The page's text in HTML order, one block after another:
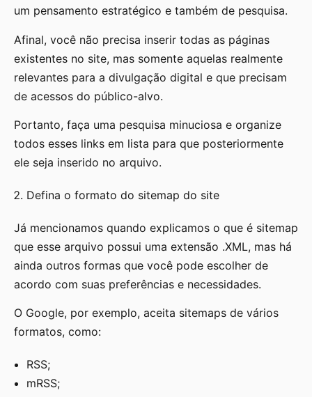
um pensamento estratégico e também de pesquisa.
Afinal, você não precisa inserir todas as páginas
existentes no site, mas somente aquelas realmente
relevantes para a divulgação digital e que precisam
de acessos do público-alvo.
Portanto, faça uma pesquisa minuciosa e organize
todos esses links em lista para que posteriormente
ele seja inserido no arquivo.
Defina o formato do sitemap do site
Já mencionamos quando explicamos o que é sitemap
que esse arquivo possui uma extensão .XML, mas há
ainda outros formas que você pode escolher de
acordo com suas preferências e necessidades.
O Google, por exemplo, aceita sitemaps de vários
formatos, como:
RSS;
mRSS;